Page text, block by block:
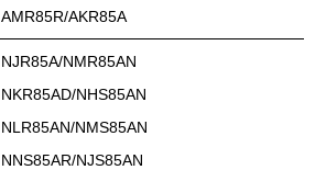
AMR85R/AKR85A
NJR85A/NMR85AN
NKR85AD/NHS85AN
NLR85AN/NMS85AN
NNS85AR/NJS85AN